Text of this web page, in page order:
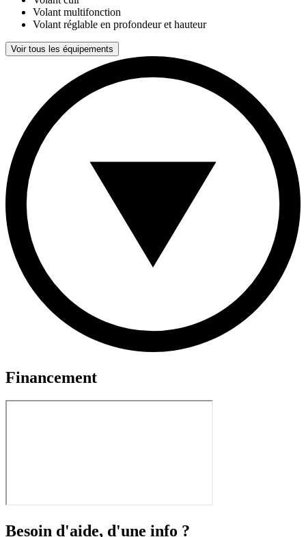
Volant multifonction
Volant réglable en profondeur et hauteur
Voir tous les équipements
Financement
Besoin d'aide, d'une info ?